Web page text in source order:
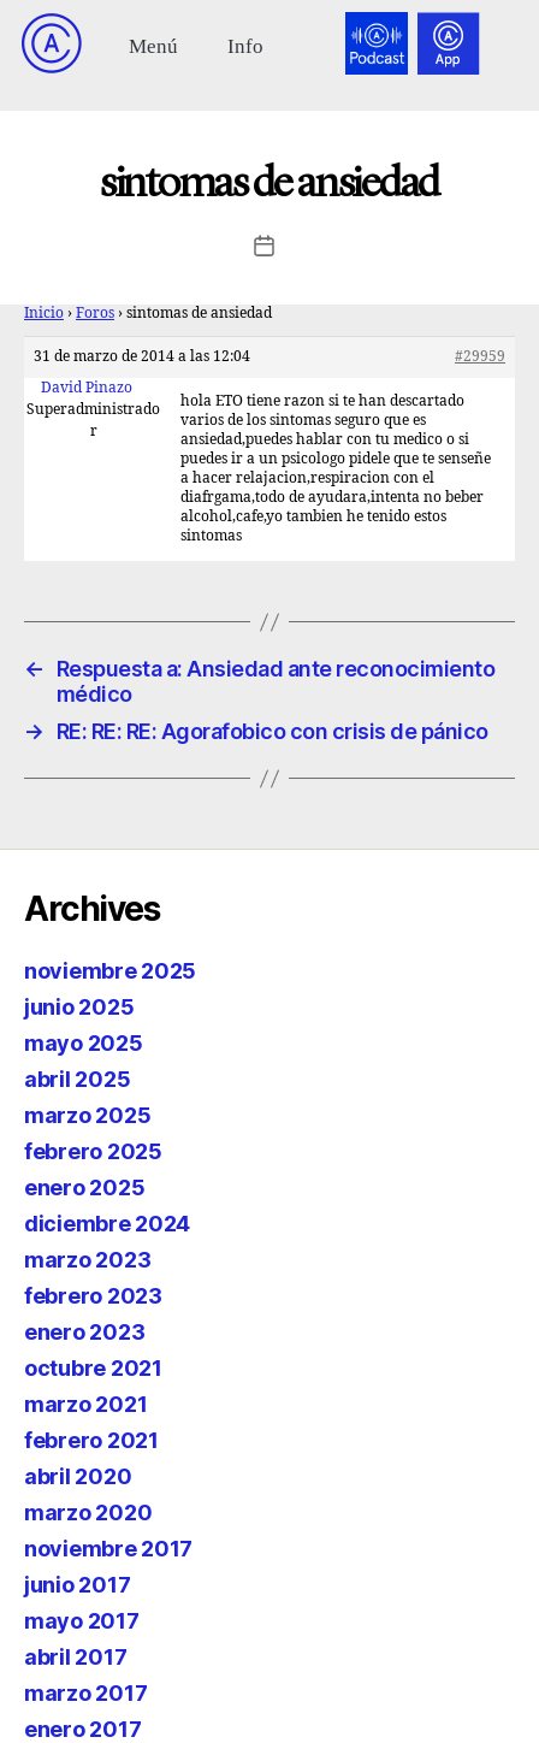
sintomas de ansiedad
Inicio › Foros › sintomas de ansiedad
31 de marzo de 2014 a las 12:04
#29959
David Pinazo
Superadministrado
r
hola ETO tiene razon si te han descartado
varios de los sintomas seguro que es
ansiedad,puedes hablar con tu medico o si
puedes ir a un psicologo pidele que te senseñe
a hacer relajacion,respiracion con el
diafrgama,todo de ayudara,intenta no beber
alcohol,cafe,yo tambien he tenido estos
sintomas
←
Respuesta a: Ansiedad ante reconocimiento
médico
→
RE: RE: RE: Agorafobico con crisis de pánico
Archives
noviembre 2025
junio 2025
mayo 2025
abril 2025
marzo 2025
febrero 2025
enero 2025
diciembre 2024
marzo 2023
febrero 2023
enero 2023
octubre 2021
marzo 2021
febrero 2021
abril 2020
marzo 2020
noviembre 2017
junio 2017
mayo 2017
abril 2017
marzo 2017
enero 2017